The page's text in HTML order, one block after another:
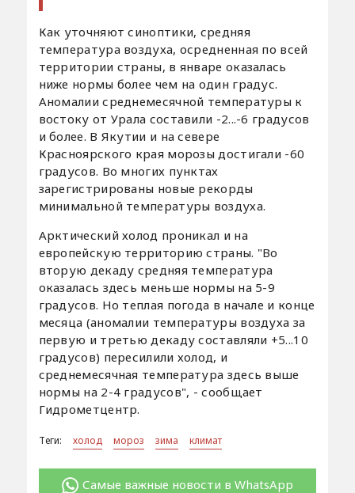
Как уточняют синоптики, средняя
температура воздуха, осредненная по всей
территории страны, в январе оказалась
ниже нормы более чем на один градус.
Аномалии среднемесячной температуры к
востоку от Урала составили -2...-6 градусов
и более. В Якутии и на севере
Красноярского края морозы достигали -60
градусов. Во многих пунктах
зарегистрированы новые рекорды
минимальной температуры воздуха.
Арктический холод проникал и на
европейскую территорию страны. "Во
вторую декаду средняя температура
оказалась здесь меньше нормы на 5-9
градусов. Но теплая погода в начале и конце
месяца (аномалии температуры воздуха за
первую и третью декаду составляли +5...10
градусов) пересилили холод, и
среднемесячная температура здесь выше
нормы на 2-4 градусов", - сообщает
Гидрометцентр.
Теги: холод мороз зима климат
Самые важные новости в WhatsApp